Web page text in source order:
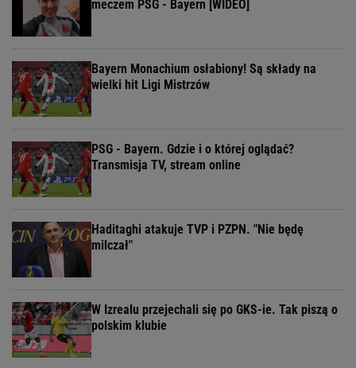
meczem PSG - Bayern [WIDEO]
Bayern Monachium osłabiony! Są składy na
wielki hit Ligi Mistrzów
PSG - Bayern. Gdzie i o której oglądać?
Transmisja TV, stream online
Haditaghi atakuje TVP i PZPN. "Nie będę
milczał"
W Izrealu przejechali się po GKS-ie. Tak piszą o
polskim klubie